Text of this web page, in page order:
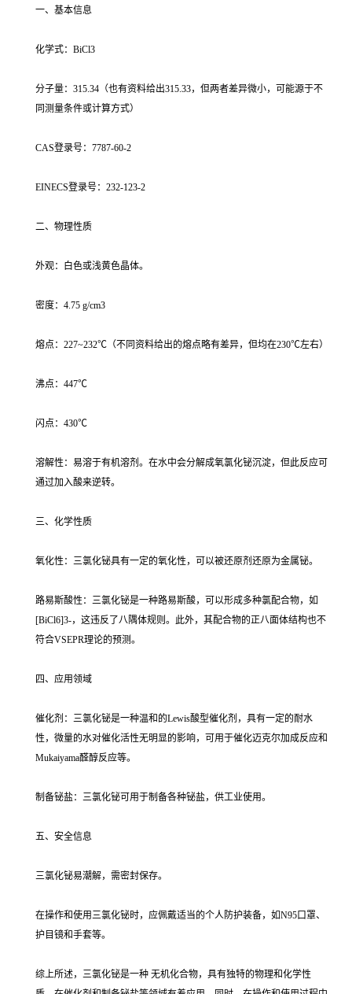
一、基本信息
化学式：BiCl3
分子量：315.34（也有资料给出315.33，但两者差异微小，可能源于不
同测量条件或计算方式）
CAS登录号：7787-60-2
EINECS登录号：232-123-2
二、物理性质
外观：白色或浅黄色晶体。
密度：4.75 g/cm3
熔点：227~232℃（不同资料给出的熔点略有差异，但均在230℃左右）
沸点：447℃
闪点：430℃
溶解性：易溶于有机溶剂。在水中会分解成氧氯化铋沉淀，但此反应可
通过加入酸来逆转。
三、化学性质
氧化性：三氯化铋具有一定的氧化性，可以被还原剂还原为金属铋。
路易斯酸性：三氯化铋是一种路易斯酸，可以形成多种氯配合物，如
[BiCl6]3-，这违反了八隅体规则。此外，其配合物的正八面体结构也不
符合VSEPR理论的预测。
四、应用领域
催化剂：三氯化铋是一种温和的Lewis酸型催化剂，具有一定的耐水
性，微量的水对催化活性无明显的影响，可用于催化迈克尔加成反应和
Mukaiyama醛醇反应等。
制备铋盐：三氯化铋可用于制备各种铋盐，供工业使用。
五、安全信息
三氯化铋易潮解，需密封保存。
在操作和使用三氯化铋时，应佩戴适当的个人防护装备，如N95口罩、
护目镜和手套等。
综上所述，三氯化铋是一种 无机化合物，具有独特的物理和化学性